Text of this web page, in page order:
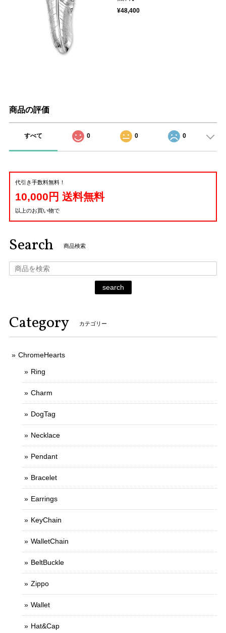
¥48,400
商品の評価
すべて 0 0 0
代引き手数料無料！
10,000円 送料無料
以上のお買い物で
Search 商品検索
search
Category カテゴリー
ChromeHearts
Ring
Charm
DogTag
Necklace
Pendant
Bracelet
Earrings
KeyChain
WalletChain
BeltBuckle
Zippo
Wallet
Hat&Cap